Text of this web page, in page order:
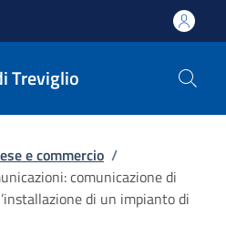
Treviglio
e commercio /
comunicazione di
di un impianto di